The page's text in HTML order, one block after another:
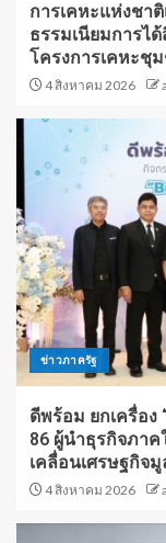
การเคหะแห่งชา
ธรรมเนียมการไ
โครงการเคหะชุ
4 สิงหาคม 2026
ข่าวภาครัฐ
ดีพร้อม ยกเครื่อง
86 ผู้นำธุรกิจภาค
เคลื่อนเศรษฐกิจ
4 สิงหาคม 2026